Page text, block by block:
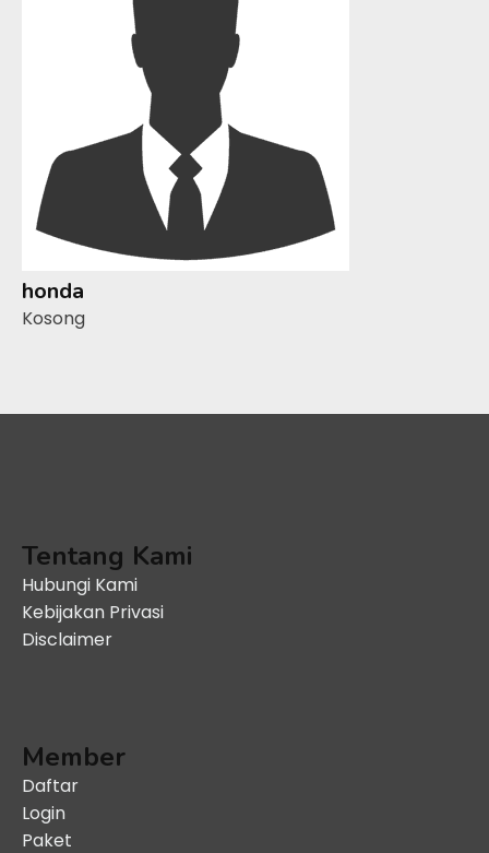
honda
Kosong
Tentang Kami
Hubungi Kami
Kebijakan Privasi
Disclaimer
Member
Daftar
Login
Paket